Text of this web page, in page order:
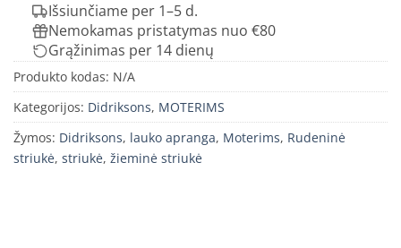
Išsiunčiame per 1–5 d.
Nemokamas pristatymas nuo €80
Grąžinimas per 14 dienų
Produkto kodas: N/A
Kategorijos: Didriksons, MOTERIMS
Žymos: Didriksons, lauko apranga, Moterims, Rudeninė
striukė, striukė, žieminė striukė